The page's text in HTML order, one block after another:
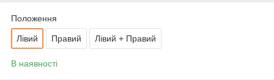
Положення
Лівий Правий Лівий + Правий
В наявності